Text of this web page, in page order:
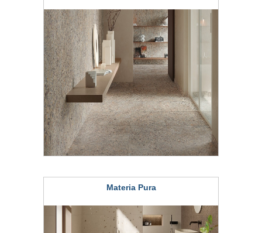
Materia Pura